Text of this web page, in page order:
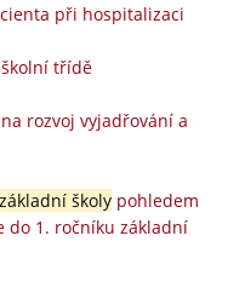
při hospitalizaci
třídě
rozvoj vyjadřování a
základní školypohledem
do 1. ročníku základní